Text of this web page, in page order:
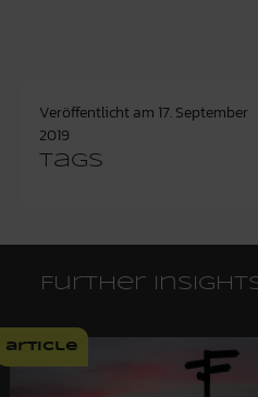
Veröffentlicht am 17. September
2019
Tags
Further
article